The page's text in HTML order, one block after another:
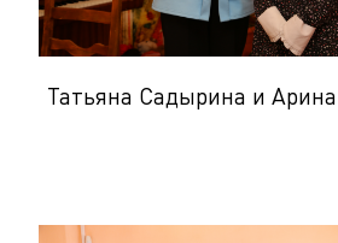
Татьяна Садырина и